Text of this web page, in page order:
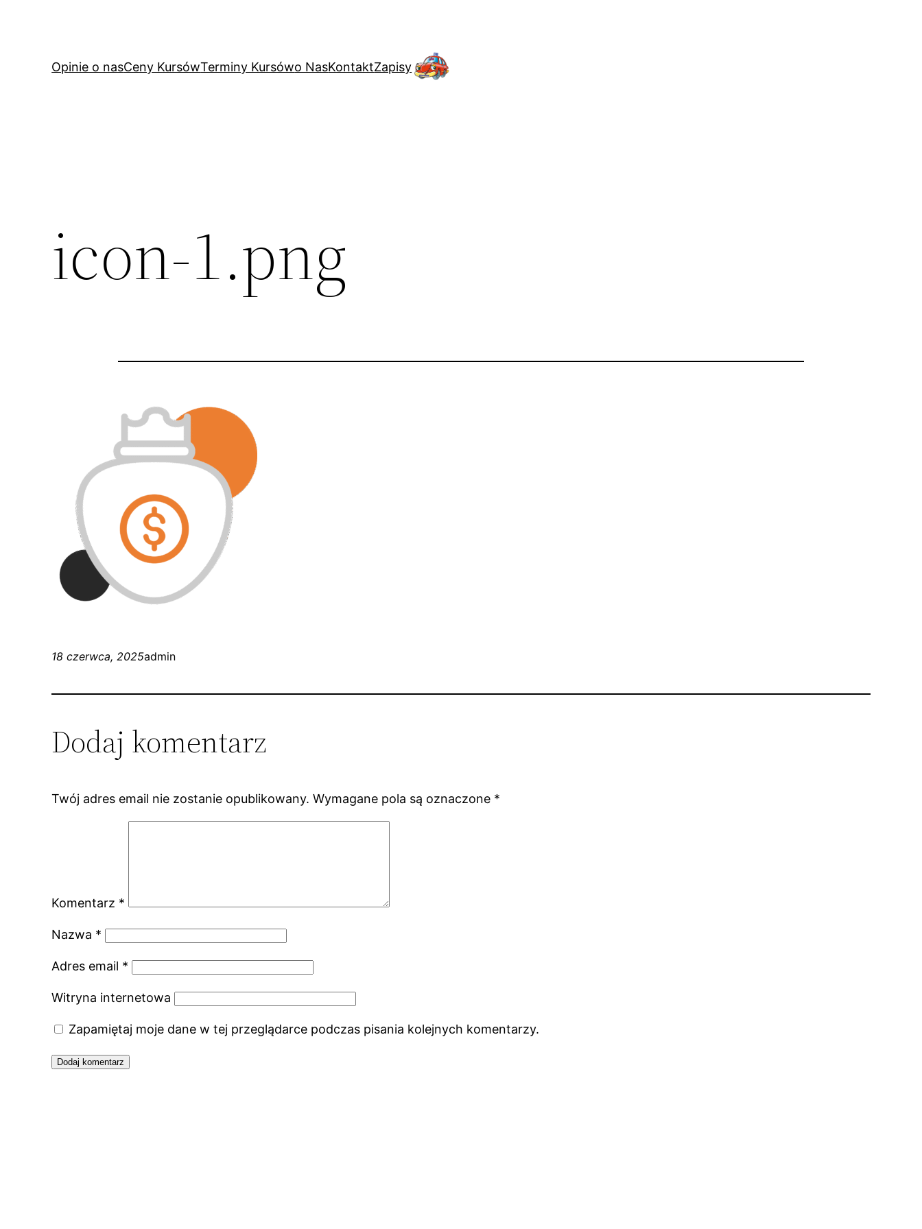
Opinie o nasCeny KursówTerminy Kursówo NasKontaktZapisy
icon-1.png
18 czerwca, 2025admin
Dodaj komentarz
Twój adres email nie zostanie opublikowany. Wymagane pola są oznaczone *
Komentarz *
Nazwa *
Adres email *
Witryna internetowa
Zapamiętaj moje dane w tej przeglądarce podczas pisania kolejnych komentarzy.